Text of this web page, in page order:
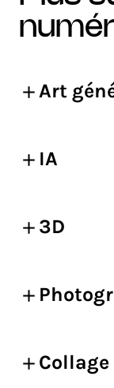
Art
IA
3D
Collage